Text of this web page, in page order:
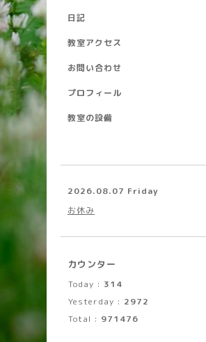
日記
教室アクセス
お問い合わせ
プロフィール
教室の設備
2026.08.07 Friday
お休み
カウンター
Today : 314
Yesterday : 2972
Total : 971476